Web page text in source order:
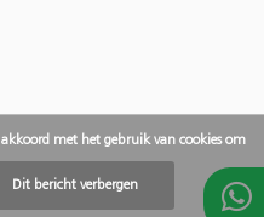
met het gebruik van cookies om
Dit bericht verbergen